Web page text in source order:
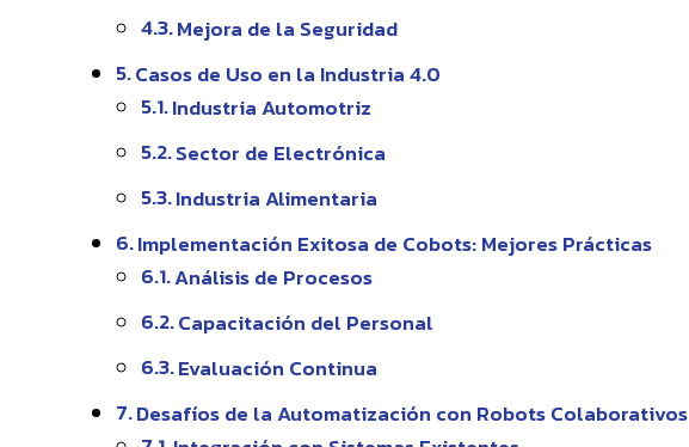
Mejora de la Seguridad
Casos de Uso en la Industria 4.0
Industria Automotriz
Sector de Electrónica
Industria Alimentaria
Implementación Exitosa de Cobots: Mejores Prácticas
Análisis de Procesos
Capacitación del Personal
Evaluación Continua
Desafíos de la Automatización con Robots Colaborativos